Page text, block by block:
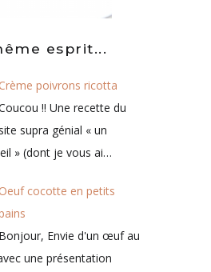
esprit...
Crème poivrons ricotta
!! Une recette du
site supra génial « un
» (dont je vous ai…
Oeuf cocotte en petits
Bonjour, Envie d'un œuf au
une présentation